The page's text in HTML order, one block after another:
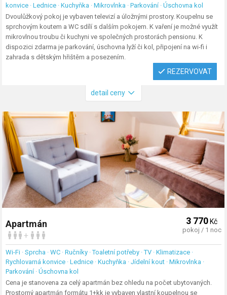
konvice · Lednice · Kuchyňka · Mikrovlnka · Parkování · Úschovna kol
Dvoulůžkový pokoj je vybaven televizí a úložnými prostory. Koupelnu se
sprchovým koutem a WC sdílí s dalším pokojem. K vaření je možné využít
mikrovlnou troubu či kuchyni ve společných prostorách pensionu. K
dispozici zdarma je parkování, úschovna lyží či kol, připojení na wi-fi i
zahrada s dětským hřištěm a posezením.
REZERVOVAT
detail ceny
Apartmán
+
3 770 Kč
pokoj / 1 noc
Wi-Fi · Sprcha · WC · Ručníky · Toaletní potřeby · TV · Klimatizace ·
Rychlovarná konvice · Lednice · Kuchyňka · Jídelní kout · Mikrovlnka ·
Parkování · Úschovna kol
Cena je stanovena za celý apartmán bez ohledu na počet ubytovaných.
Prostorný apartmán formátu 1+kk je vybaven vlastní koupelnou se